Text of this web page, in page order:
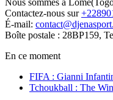
Nous sommes à
Contactez-nous sur
É-mail:
Boîte postale : 28BP159,
En ce moment
FIFA : Gianni
Tchoukball : The